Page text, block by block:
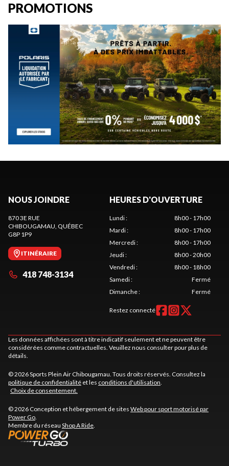
PROMOTIONS
NOUS JOINDRE
870 3E RUE
CHIBOUGAMAU, QUÉBEC
G8P 1P9
ITINÉRAIRE
418 748-3134
HEURES D'OUVERTURE
Lundi:
8h00 - 17h00
Mardi:
8h00 - 17h00
Mercredi:
8h00 - 17h00
Jeudi:
8h00 - 20h00
Vendredi:
8h00 - 18h00
Samedi:
Fermé
Dimanche: Fermé
Restez connecté
Les données affichées sont à titre indicatif seulement et ne peuvent être
considérées comme contractuelles. Veuillez nous consulter pour plus de
détails.
© 2026 Sports Plein Air Chibougamau. Tous droits réservés. Consultez la
politique de confidentialité et les conditions d'utilisation.
Choix de consentement.
© 2026 Conception et hébergement de sites Web pour sport motorisé par
Power Go.
Membre du réseau Shop A Ride.